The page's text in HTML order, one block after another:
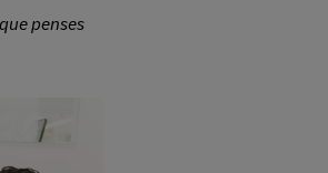
penses